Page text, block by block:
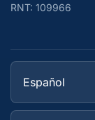
RNT: 109966